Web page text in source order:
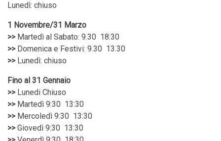
Lunedì: chiuso
1 Novembre/31 Marzo
>>Martedì al Sabato: 9.30 ­ 18:30
>>Domenica e Festivi: 9.30 ­ 13.30
>>Lunedì: chiuso
Fino al 31 Gennaio
>>Lunedi Chiuso
>>Martedì 9:30 ­ 13:30
>>Mercoledì 9:30 ­ 13:30
>>Giovedì 9:30 ­ 13:30